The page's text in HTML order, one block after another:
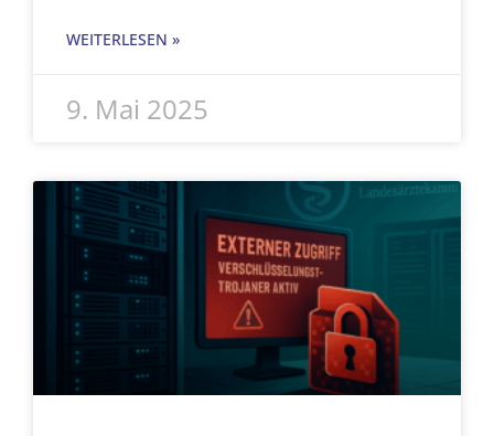
WEITERLESEN »
9. Mai 2025